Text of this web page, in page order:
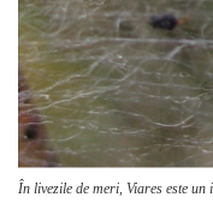
În livezile de meri, Viares este